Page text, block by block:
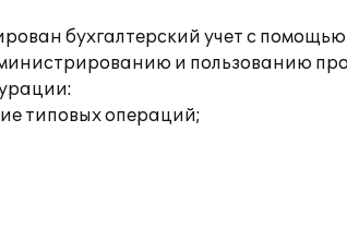
бухгалтерский учет с
и пользованию
типовых операций;